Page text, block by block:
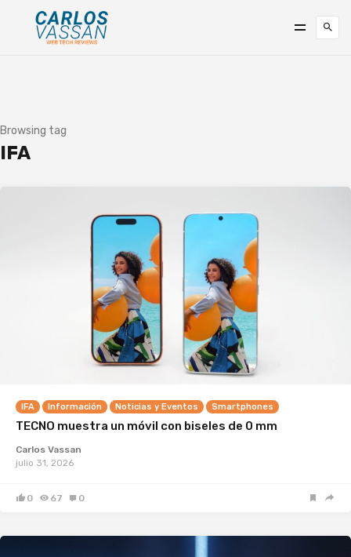
Browsing tag
IFA
IFA Información Noticias y Eventos Smartphones
TECNO muestra un móvil con biseles de 0 mm
Carlos Vassan
julio 31, 2026
0 67 0